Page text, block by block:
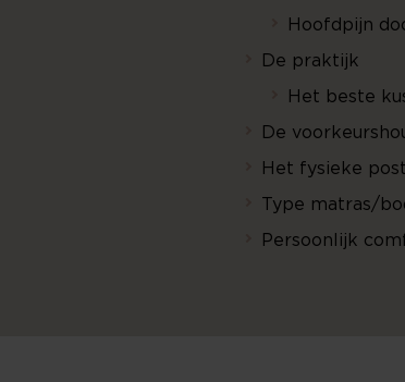
Hoofdpijn
De praktijk
Het beste
De
Het fysieke
Type matras/
Persoonlijk